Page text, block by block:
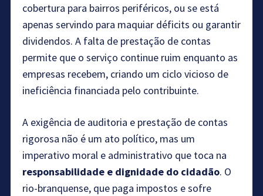
cobertura para bairros periféricos, ou se está
apenas servindo para maquiar déficits ou garantir
dividendos. A falta de prestação de contas
permite que o serviço continue ruim enquanto as
empresas recebem, criando um ciclo vicioso de
ineficiência financiada pelo contribuinte.
A exigência de auditoria e prestação de contas
rigorosa não é um ato político, mas um
imperativo moral e administrativo que toca na
responsabilidade e dignidade do cidadão. O
rio-branquense, que paga impostos e sofre